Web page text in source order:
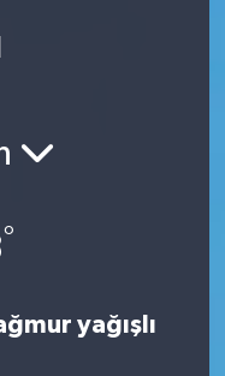
°
yağışlı